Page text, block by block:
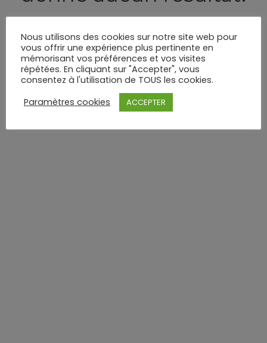
formulaire de recherche ci-dessous.
Nous utilisons des cookies sur notre site web pour
vous offrir une expérience plus pertinente en
mémorisant vos préférences et vos visites
répétées. En cliquant sur "Accepter", vous
consentez à l'utilisation de TOUS les cookies.
Paramètres cookies
ACCEPTER